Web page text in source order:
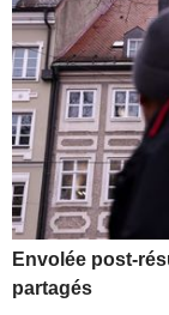
Envolée post-
partagés